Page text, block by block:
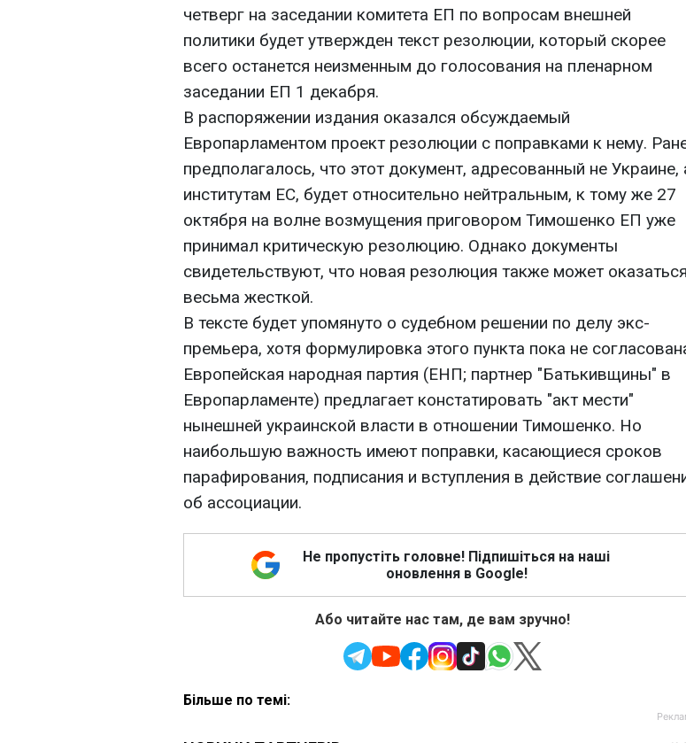
четверг на заседании комитета ЕП по вопросам внешней
политики будет утвержден текст резолюции, который скорее
всего останется неизменным до голосования на пленарном
заседании ЕП 1 декабря.
В распоряжении издания оказался обсуждаемый
Европарламентом проект резолюции с поправками к нему.
предполагалось, что этот документ, адресованный не Украине,
институтам ЕС, будет относительно нейтральным, к тому же 27
октября на волне возмущения приговором Тимошенко ЕП уже
принимал критическую резолюцию. Однако документы
свидетельствуют, что новая резолюция также может оказаться
весьма жесткой.
В тексте будет упомянуто о судебном решении по делу экс-
премьера, хотя формулировка этого пункта пока не
Европейская народная партия (ЕНП; партнер "Батькивщины" в
Европарламенте) предлагает констатировать "акт мести"
нынешней украинской власти в отношении Тимошенко. Но
наибольшую важность имеют поправки, касающиеся сроков
парафирования, подписания и вступления в действие
об ассоциации.
Не пропустіть головне! Підпишіться на наші
оновлення в Google!
Або читайте нас там, де вам зручно!
Більше по темі: